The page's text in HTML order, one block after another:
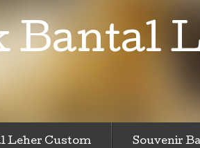
Bantal
Leher Custom Souvenir